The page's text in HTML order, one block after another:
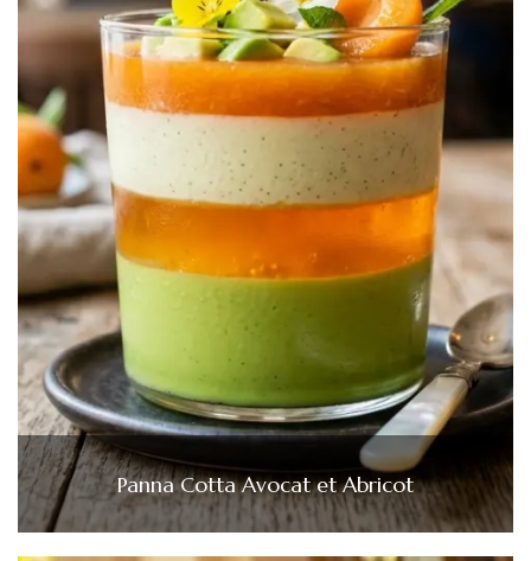
Panna Cotta Avocat et Abricot